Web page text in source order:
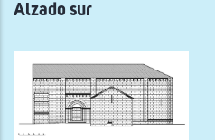
Alzado sur